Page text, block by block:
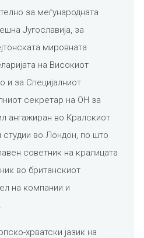
за меѓународната
Југославија, за
мировната
на Високиот
и за Специјалниот
секретар на ОН за
ангажиран во Кралскиот
студии во Лондон, по што
советник на кралицата
во британскиот
на компании и
хрватски јазик на